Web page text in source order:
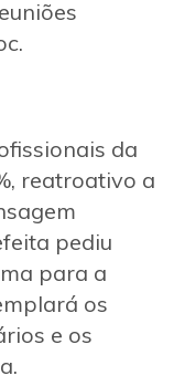
da
reatroativo a
pediu
para a
os
e os